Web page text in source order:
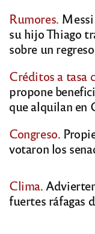
Rumores.
su hijo Thiago
sobre un
Créditos a tasa
propone
que alquilan en
Congreso.
votaron los
Clima.
fuertes ráfagas